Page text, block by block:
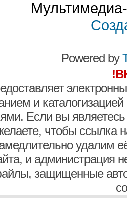
Powered by
и
Если вы являетесь
чтобы ссылка
удалим
и администрация
защищенные